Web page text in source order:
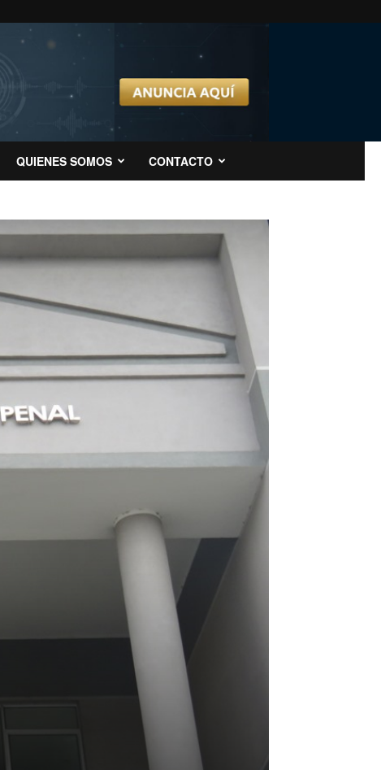
QUIENES SOMOS CONTACTO